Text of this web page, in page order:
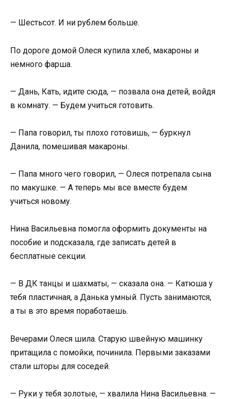
— Шестьсот. И ни рублем больше.
По дороге домой Олеся купила хлеб, макароны и
немного фарша.
— Дань, Кать, идите сюда, — позвала она детей, войдя
в комнату. — Будем учиться готовить.
— Папа говорил, ты плохо готовишь, — буркнул
Данила, помешивая макароны.
— Папа много чего говорил, — Олеся потрепала сына
по макушке. — А теперь мы все вместе будем
учиться новому.
Нина Васильевна помогла оформить документы на
пособие и подсказала, где записать детей в
бесплатные секции.
— В ДК танцы и шахматы, — сказала она. — Катюша у
тебя пластичная, а Данька умный. Пусть занимаются,
а ты в это время поработаешь.
Вечерами Олеся шила. Старую швейную машинку
притащила с помойки, починила. Первыми заказами
стали шторы для соседей.
— Руки у тебя золотые, — хвалила Нина Васильевна. —